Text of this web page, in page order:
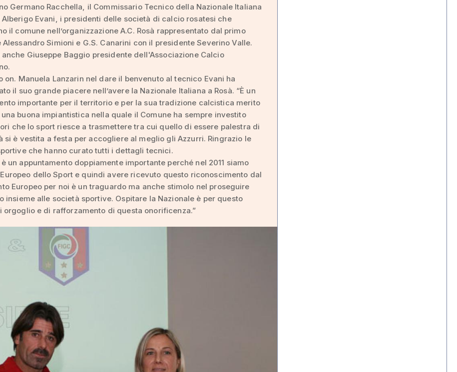
Germano Racchella, il Commissario Tecnico della Nazionale Italiana
Alberigo Evani, i presidenti delle società di calcio rosatesi che
il comune nell’organizzazione A.C. Rosà rappresentato dal primo
Simioni e G.S. Canarini con il presidente Severino Valle.
anche Giuseppe Baggio presidente dell'Associazione Calcio
on. Manuela Lanzarin nel dare il benvenuto al tecnico Evani ha
il suo grande piacere nell’avere la Nazionale Italiana a Rosà. “È un
importante per il territorio e per la sua tradizione calcistica merito
buona impiantistica nella quale il Comune ha sempre investito
che lo sport riesce a trasmettere tra cui quello di essere palestra di
si è vestita a festa per accogliere al meglio gli Azzurri. Ringrazio le
che hanno curato tutti i dettagli tecnici.
è un appuntamento doppiamente importante perché nel 2011 siamo
dello Sport e quindi avere ricevuto questo riconoscimento dal
Europeo per noi è un traguardo ma anche stimolo nel proseguire
insieme alle società sportive. Ospitare la Nazionale è per questo
orgoglio e di rafforzamento di questa onorificenza.”